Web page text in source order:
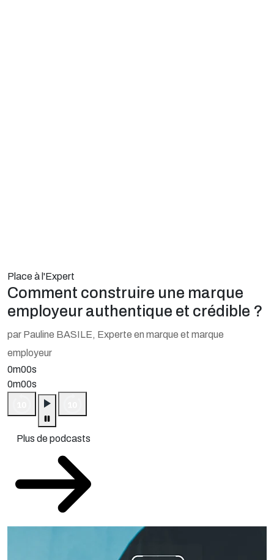
Place à l'Expert
Comment construire une marque
employeur authentique et crédible ?
par Pauline BASILE, Experte en marque et marque
employeur
0m00s
0m00s
Plus de podcasts